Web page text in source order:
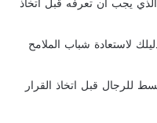
لاستعادة شباب الملامح
للرجال قبل اتخاذ القرار